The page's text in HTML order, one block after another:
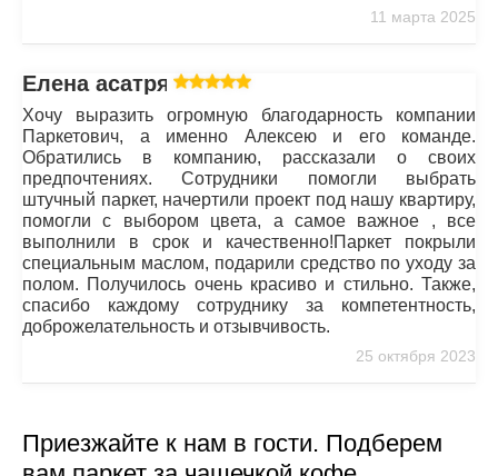
11 марта 2025
Елена асатрян
Хочу выразить огромную благодарность компании
Паркетович, а именно Алексею и его команде.
Обратились в компанию, рассказали о своих
предпочтениях. Сотрудники помогли выбрать
штучный паркет, начертили проект под нашу квартиру,
помогли с выбором цвета, а самое важное , все
выполнили в срок и качественно!Паркет покрыли
специальным маслом, подарили средство по уходу за
полом. Получилось очень красиво и стильно. Также,
спасибо каждому сотруднику за компетентность,
доброжелательность и отзывчивость.
25 октября 2023
Приезжайте к нам в гости. Подберем